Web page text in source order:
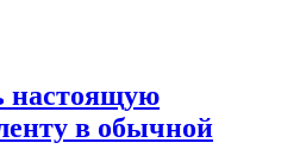
настоящую
в обычной